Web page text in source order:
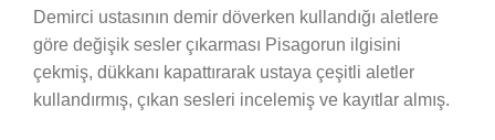
Demirci ustasının demir döverken kullandığı aletlere
göre değişik sesler çıkarması Pisagorun ilgisini
çekmiş, dükkanı kapattırarak ustaya çeşitli aletler
kullandırmış, çıkan sesleri incelemiş ve kayıtlar almış.